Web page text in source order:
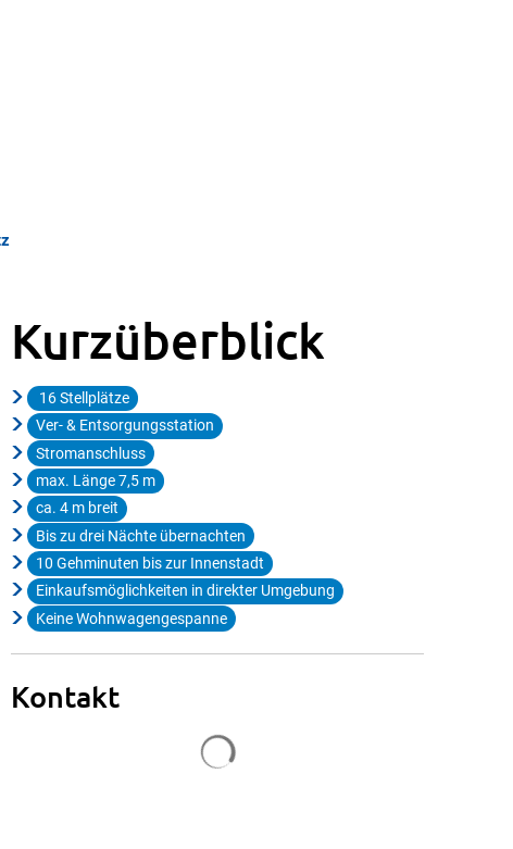
Kurzüberblick
16 Stellplätze
Ver- & Entsorgungsstation
Stromanschluss
max. Länge 7,5 m
ca. 4 m breit
Bis zu drei Nächte übernachten
10 Gehminuten bis zur Innenstadt
Einkaufsmöglichkeiten in direkter Umgebung
Keine Wohnwagengespanne
Kontakt